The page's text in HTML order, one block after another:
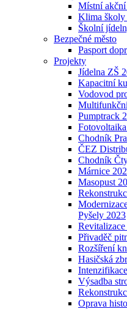
Místní
Klima školy
Školní
Bezpečné město
Pasport
Projekty
Jídelna ZŠ
Kapacitní
Vodovod
Pumptrack
Chodník
ČEZ
Chodník
Márnice
Masopust
Pyšely 2023
Přivaděč
Rozšíření
Hasičská
Výsadba
Oprava